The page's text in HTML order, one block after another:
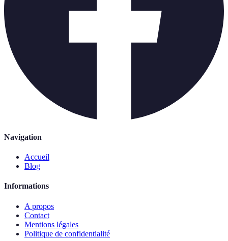
Navigation
Accueil
Blog
Informations
A propos
Contact
Mentions légales
Politique de confidentialité